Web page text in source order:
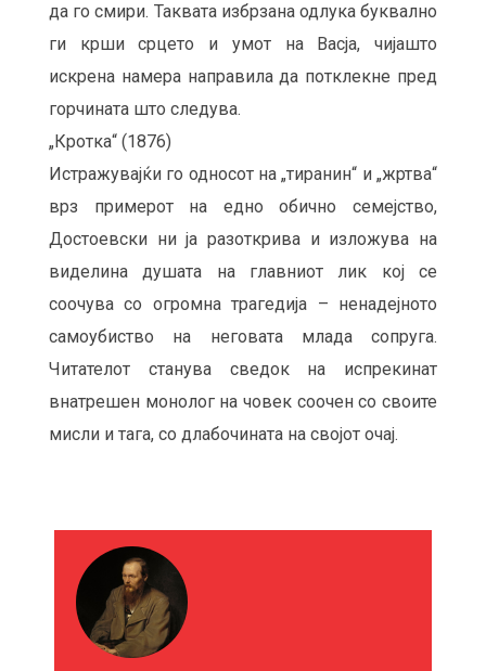
да го смири. Таквата избрзана одлука буквално
ги крши срцето и умот на Васја, чијашто
искрена намера направила да потклекне пред
горчината што следува.
„Кротка“ (1876)
Истражувајќи го односот на „тиранин“ и „жртва“
врз примерот на едно обично семеjство,
Достоевски ни ја разоткрива и изложува на
виделина душата на главниот лик кој се
соочува со огромна трагедија – ненадејното
самоубиство на неговата млада сопруга.
Читателот станува сведок на испрекинaт
внатрешен монолог на човек соочен со своите
мисли и тага, со длабочината на својот очај.